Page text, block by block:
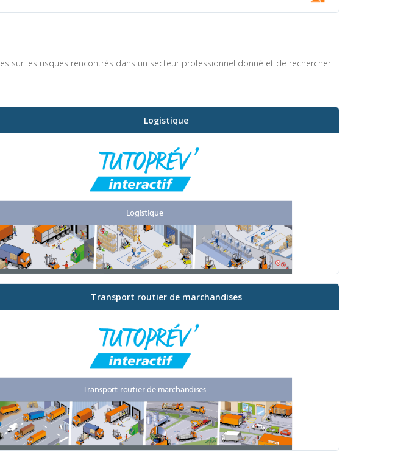
sur les risques rencontrés dans un secteur professionnel donné et de rechercher
Logistique
Transport routier de marchandises